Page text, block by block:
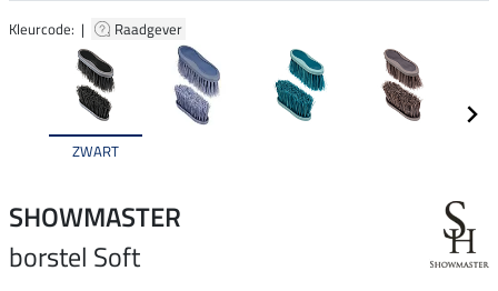
Kleurcode: | Raadgever
ZWART
SHOWMASTER
borstel Soft